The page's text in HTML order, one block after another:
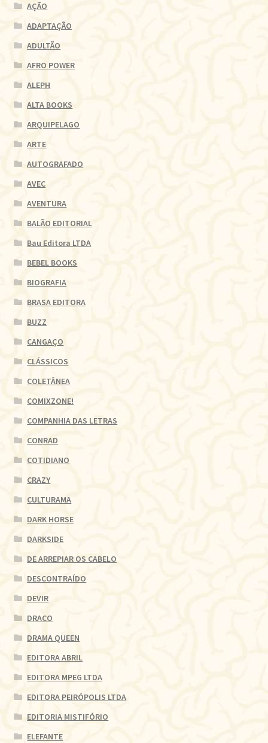
AÇÃO
ADAPTAÇÃO
ADULTÃO
AFRO POWER
ALEPH
ALTA BOOKS
ARQUIPELAGO
ARTE
AUTOGRAFADO
AVEC
AVENTURA
BALÃO EDITORIAL
Bau Editora LTDA
BEBEL BOOKS
BIOGRAFIA
BRASA EDITORA
BUZZ
CANGAÇO
CLÁSSICOS
COLETÂNEA
COMIXZONE!
COMPANHIA DAS LETRAS
CONRAD
COTIDIANO
CRAZY
CULTURAMA
DARK HORSE
DARKSIDE
DE ARREPIAR OS CABELO
DESCONTRAÍDO
DEVIR
DRACO
DRAMA QUEEN
EDITORA ABRIL
EDITORA MPEG LTDA
EDITORA PEIRÓPOLIS LTDA
EDITORIA MISTIFÓRIO
ELEFANTE